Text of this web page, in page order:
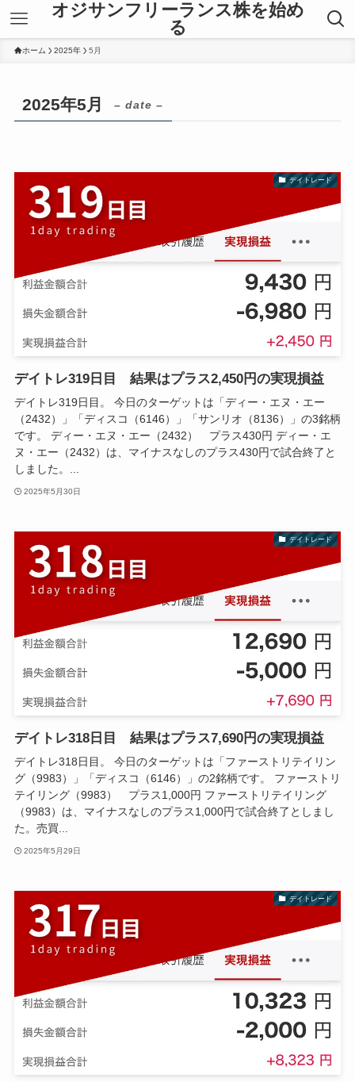
オジサンフリーランス株を始め
る
ホーム 2025年 5月
2025年5月 – date –
デイトレード
デイトレ319日目 結果はプラス2,450円の実現損益
デイトレ319日目。 今日のターゲットは「ディー・エヌ・エー
（2432）」「ディスコ（6146）」「サンリオ（8136）」の3銘柄
です。 ディー・エヌ・エー（2432） プラス430円 ディー・エ
ヌ・エー（2432）は、マイナスなしのプラス430円で試合終了と
しました。...
2025年5月30日
デイトレード
デイトレ318日目 結果はプラス7,690円の実現損益
デイトレ318日目。 今日のターゲットは「ファーストリテイリン
グ（9983）」「ディスコ（6146）」の2銘柄です。 ファーストリ
テイリング（9983） プラス1,000円 ファーストリテイリング
（9983）は、マイナスなしのプラス1,000円で試合終了としまし
た。売買...
2025年5月29日
デイトレード